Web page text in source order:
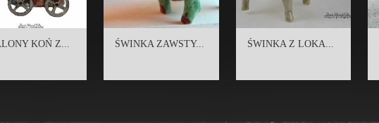
KOŃ Z... ŚWINKA ZAWSTY... ŚWINKA Z LOKA...